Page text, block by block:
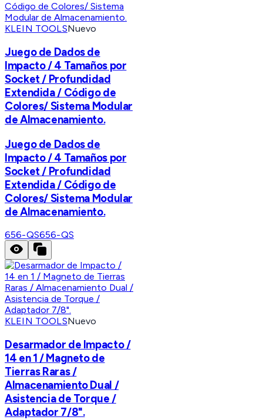
KLEIN TOOLSNuevo
Juego de Dados de
Impacto / 4 Tamaños por
Socket / Profundidad
Extendida / Código de
Colores/ Sistema Modular
de Almacenamiento.
Juego de Dados de
Impacto / 4 Tamaños por
Socket / Profundidad
Extendida / Código de
Colores/ Sistema Modular
de Almacenamiento.
656-QS656-QS
KLEIN TOOLSNuevo
Desarmador de Impacto /
14 en 1 / Magneto de
Tierras Raras /
Almacenamiento Dual /
Asistencia de Torque /
Adaptador 7/8".